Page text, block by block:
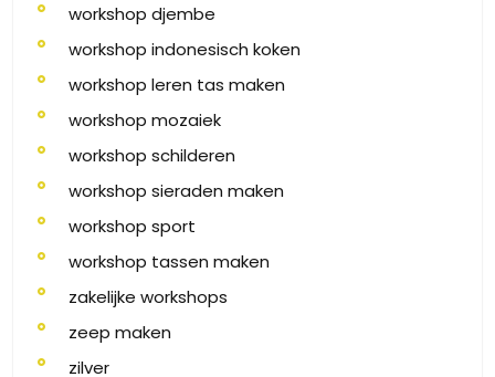
workshop djembe
workshop indonesisch koken
workshop leren tas maken
workshop mozaiek
workshop schilderen
workshop sieraden maken
workshop sport
workshop tassen maken
zakelijke workshops
zeep maken
zilver